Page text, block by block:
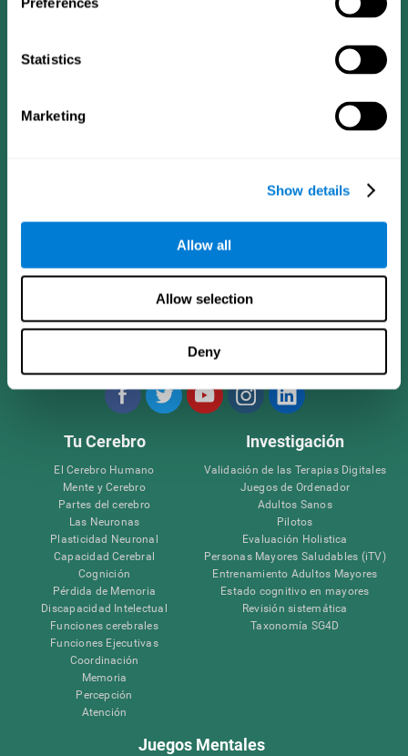
Statistics
Marketing
Show details
Allow all
Allow selection
Deny
Síguenos en
Tu Cerebro
El Cerebro Humano
Mente y Cerebro
Partes del cerebro
Las Neuronas
Plasticidad Neuronal
Capacidad Cerebral
Cognición
Pérdida de Memoria
Discapacidad Intelectual
Funciones cerebrales
Funciones Ejecutivas
Coordinación
Memoria
Percepción
Atención
Investigación
Validación de las Terapias Digitales
Juegos de Ordenador
Adultos Sanos
Pilotos
Evaluación Holistica
Personas Mayores Saludables (iTV)
Entrenamiento Adultos Mayores
Estado cognitivo en mayores
Revisión sistemática
Taxonomía SG4D
Juegos Mentales